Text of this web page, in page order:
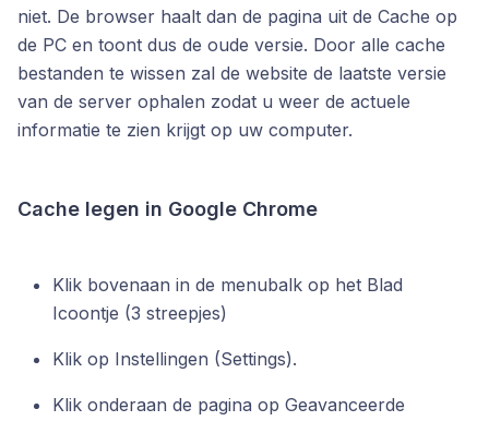
niet. De browser haalt dan de pagina uit de Cache op
de PC en toont dus de oude versie. Door alle cache
bestanden te wissen zal de website de laatste versie
van de server ophalen zodat u weer de actuele
informatie te zien krijgt op uw computer.
Cache legen in Google Chrome
Klik bovenaan in de menubalk op het Blad
Icoontje (3 streepjes)
Klik op Instellingen (Settings).
Klik onderaan de pagina op Geavanceerde